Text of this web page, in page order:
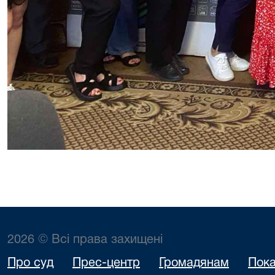
2026 © Всі права захищені
Про суд Прес-центр Громадянам